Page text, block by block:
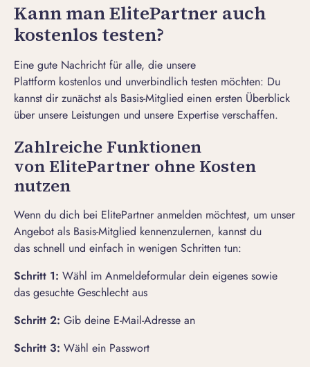
Kann man ElitePartner auch
kostenlos testen?
Eine gute Nachricht für alle, die unsere
Plattform kostenlos und unverbindlich testen möchten: Du
kannst dir zunächst als Basis-Mitglied einen ersten Überblick
über unsere Leistungen und unsere Expertise verschaffen.
Zahlreiche Funktionen
von ElitePartner ohne Kosten
nutzen
Wenn du dich bei ElitePartner anmelden möchtest, um unser
Angebot als Basis-Mitglied kennenzulernen, kannst du
das schnell und einfach in wenigen Schritten tun:
Schritt 1: Wähl im Anmeldeformular dein eigenes sowie
das gesuchte Geschlecht aus
Schritt 2: Gib deine E-Mail-Adresse an
Schritt 3: Wähl ein Passwort